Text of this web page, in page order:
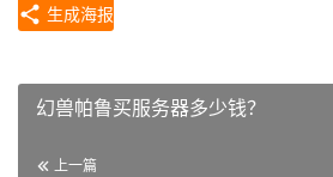
生成海报
幻兽帕鲁买服务器多少钱？
上一篇